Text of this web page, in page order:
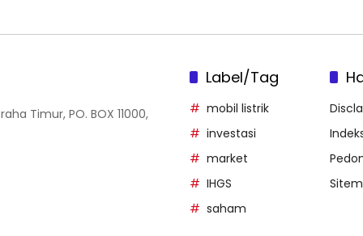
Timur, PO. BOX 11000,
Label/Tag
mobil listrik
investasi
market
IHGS
saham